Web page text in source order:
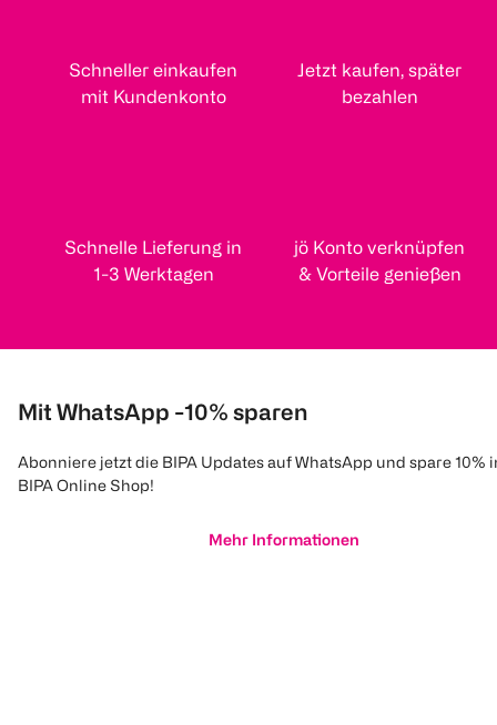
Schneller einkaufen
mit Kundenkonto
Jetzt kaufen, später
bezahlen
Schnelle Lieferung in
1-3 Werktagen
jö Konto verknüpfen
& Vorteile genießen
Mit WhatsApp -10% sparen
Abonniere jetzt die BIPA Updates auf WhatsApp und spare 10%
BIPA Online Shop!
Mehr Informationen